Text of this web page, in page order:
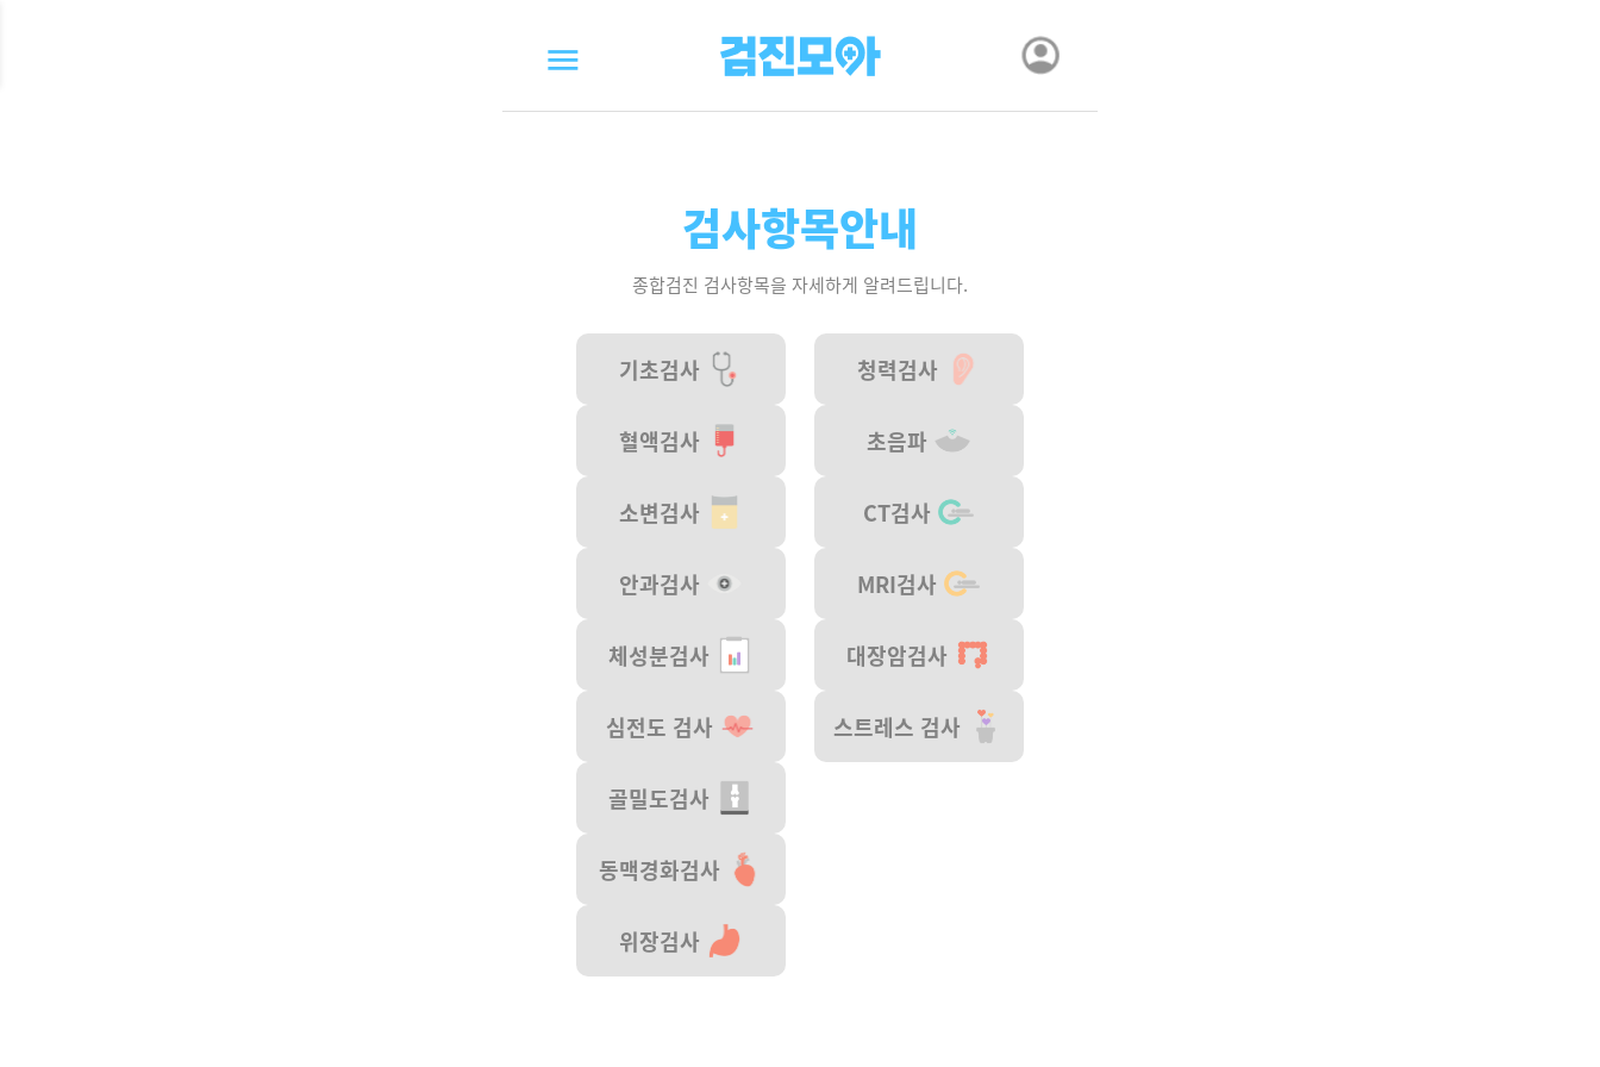
검사항목안내
종합검진 검사항목을 자세하게 알려드립니다.
기초검사
혈액검사
소변검사
안과검사
체성분검사
심전도 검사
골밀도검사
동맥경화검사
위장검사
청력검사
초음파
CT검사
MRI검사
대장암검사
스트레스 검사